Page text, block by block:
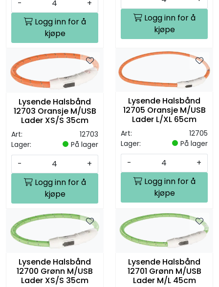
-
+
Logg inn for å
kjøpe
Logg inn for å
kjøpe
Lysende Halsbånd
12703 Oransje M/USB
Lader XS/S 35cm
Art:
12703
Lager:
På lager
-
+
Logg inn for å
kjøpe
Lysende Halsbånd
12705 Oransje M/USB
Lader L/XL 65cm
Art:
12705
Lager:
På lager
-
+
Logg inn for å
kjøpe
Lysende Halsbånd
12700 Grønn M/USB
Lader XS/S 35cm
Lysende Halsbånd
12701 Grønn M/USB
Lader M/L 45cm